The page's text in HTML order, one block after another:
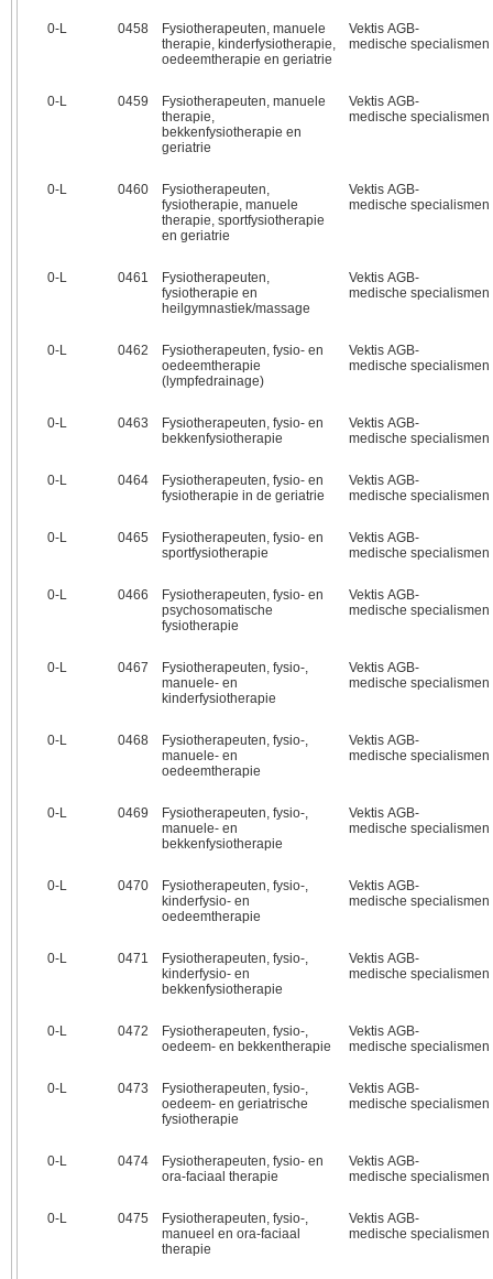
0‑L 0458
Fysiotherapeuten, manuele
therapie, kinderfysiotherapie,
oedeemtherapie en geriatrie
Vektis AGB-
medische specialismen
0‑L 0459
Fysiotherapeuten, manuele
therapie,
bekkenfysiotherapie en
geriatrie
Vektis AGB-
medische specialismen
0‑L 0460
Fysiotherapeuten,
fysiotherapie, manuele
therapie, sportfysiotherapie
en geriatrie
Vektis AGB-
medische specialismen
0‑L 0461
Fysiotherapeuten,
fysiotherapie en
heilgymnastiek/massage
Vektis AGB-
medische specialismen
0‑L 0462
Fysiotherapeuten, fysio- en
oedeemtherapie
(lympfedrainage)
Vektis AGB-
medische specialismen
0‑L 0463
Fysiotherapeuten, fysio- en
bekkenfysiotherapie
Vektis AGB-
medische specialismen
0‑L 0464
Fysiotherapeuten, fysio- en
fysiotherapie in de geriatrie
Vektis AGB-
medische specialismen
0‑L 0465
Fysiotherapeuten, fysio- en
sportfysiotherapie
Vektis AGB-
medische specialismen
0‑L 0466
Fysiotherapeuten, fysio- en
psychosomatische
fysiotherapie
Vektis AGB-
medische specialismen
0‑L 0467
Fysiotherapeuten, fysio-,
manuele- en
kinderfysiotherapie
Vektis AGB-
medische specialismen
0‑L 0468
Fysiotherapeuten, fysio-,
manuele- en
oedeemtherapie
Vektis AGB-
medische specialismen
0‑L 0469
Fysiotherapeuten, fysio-,
manuele- en
bekkenfysiotherapie
Vektis AGB-
medische specialismen
0‑L 0470
Fysiotherapeuten, fysio-,
kinderfysio- en
oedeemtherapie
Vektis AGB-
medische specialismen
0‑L 0471
Fysiotherapeuten, fysio-,
kinderfysio- en
bekkenfysiotherapie
Vektis AGB-
medische specialismen
0‑L 0472
Fysiotherapeuten, fysio-,
oedeem- en bekkentherapie
Vektis AGB-
medische specialismen
0‑L 0473
Fysiotherapeuten, fysio-,
oedeem- en geriatrische
fysiotherapie
Vektis AGB-
medische specialismen
0‑L 0474
Fysiotherapeuten, fysio- en
ora-faciaal therapie
Vektis AGB-
medische specialismen
0‑L 0475
Fysiotherapeuten, fysio-,
manueel en ora-faciaal
therapie
Vektis AGB-
medische specialismen